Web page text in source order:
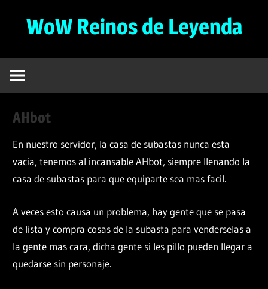
WoW Reinos de Leyenda
Privado
Gratuito
–
3.3.5a
AHbot
En nuestro servidor, la casa de subastas nunca esta
vacia, tenemos al incansable AHbot, siempre llenando la
casa de subastas para que equiparte sea mas facil.
A veces esto causa un problema, hay gente que se pasa
de lista y compra cosas de la subasta para venderselas a
la gente mas cara, dicha gente si les pillo pueden llegar a
quedarse sin personaje.